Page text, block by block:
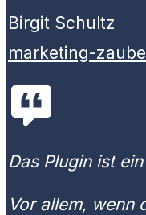
Birgit Schultz
marketing-
Das Plugin ist
Vor allem, wenn